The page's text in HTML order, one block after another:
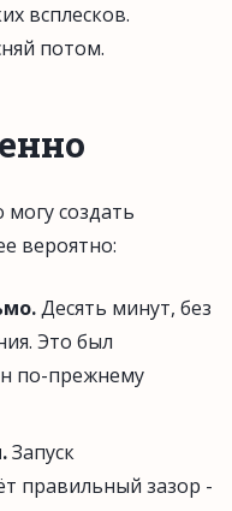
всплесков.
потом.
создать
вероятно:
Десять минут, без
Это был
по-прежнему
Запуск
правильный зазор -